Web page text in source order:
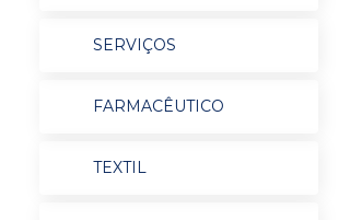
SERVIÇOS
FARMACÊUTICO
TEXTIL